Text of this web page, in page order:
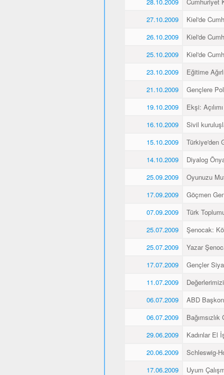
27.10.2009
Kiel'de
26.10.2009
Kiel'de
25.10.2009
Kiel'de
23.10.2009
Eğitime
21.10.2009
Gençlere
19.10.2009
Ekşi:
16.10.2009
Sivil
15.10.2009
Türkiye'den
14.10.2009
Diyalog
25.09.2009
Oyunuzu
17.09.2009
Göçmen
07.09.2009
Türk
25.07.2009
Şenocak:
25.07.2009
Yazar
17.07.2009
Gençler
11.07.2009
06.07.2009
ABD
06.07.2009
29.06.2009
Kadınlar El
20.06.2009
Schleswig-
17.06.2009
Uyum